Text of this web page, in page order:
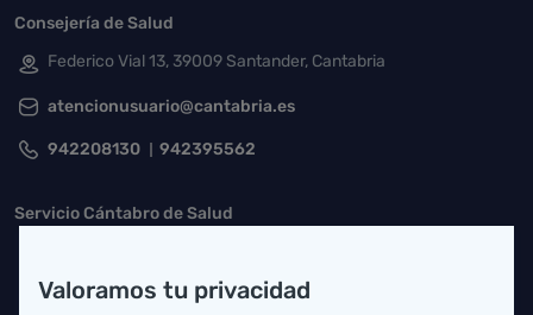
Consejería de Salud
Federico Vial 13, 39009 Santander, Cantabria
atencionusuario@cantabria.es
942208130 942395562
Servicio Cántabro de Salud
buzgen.dg@scsalud.es
Valoramos tu privacidad